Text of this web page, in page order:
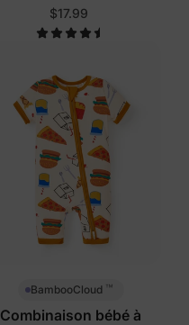
$17.99
BambooCloud ™
Combinaison bébé à